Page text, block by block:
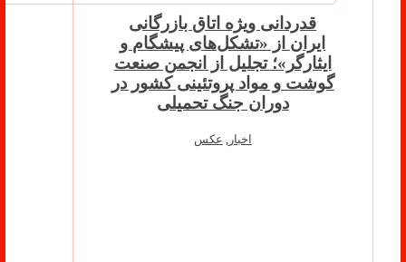
قدردانی ویژه اتاق بازرگانی
ایران از «تشکل‌های پیشگام و
ایثارگر»؛ تجلیل از انجمن صنعت
گوشت و مواد پروتئینی کشور در
دوران جنگ تحمیلی
اخبار, عکس